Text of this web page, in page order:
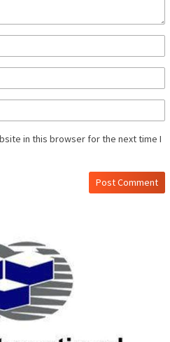
in this browser for the next time I